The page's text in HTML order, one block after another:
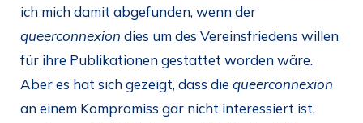
ich mich damit abgefunden, wenn der
queerconnexion dies um des Vereinsfriedens willen
für ihre Publikationen gestattet worden wäre.
Aber es hat sich gezeigt, dass die queerconnexion
an einem Kompromiss gar nicht interessiert ist,